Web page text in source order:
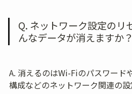
Q. ネットワーク設定のリ
んなデータが消えますか？
A. 消えるのはWi-Fiのパスワード
構成などのネットワーク関連の設